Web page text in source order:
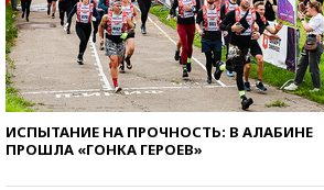
ИСПЫТАНИЕ НА ПРОЧНОСТЬ: В АЛАБИНЕ
ПРОШЛА «ГОНКА ГЕРОЕВ»